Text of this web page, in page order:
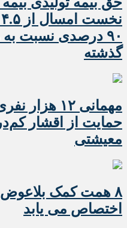
۹۰ درصدی نسبت
گذشته
مهمانی ۱۲
حمایت از اقشار
معیشتی
۸ همت کمک
اختصاص می یابد